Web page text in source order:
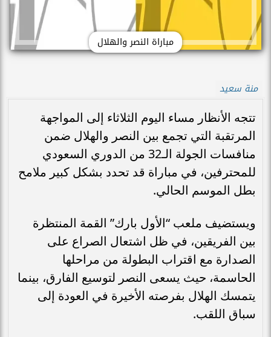
مباراة النصر والهلال
منة سعيد
تتجه الأنظار مساء اليوم الثلاثاء إلى المواجهة
المرتقبة التي تجمع بين النصر والهلال ضمن
منافسات الجولة الـ32 من الدوري السعودي
للمحترفين، في مباراة قد تحدد بشكل كبير ملامح
بطل الموسم الحالي.
ويستضيف ملعب “الأول بارك” القمة المنتظرة
بين الفريقين، في ظل اشتعال الصراع على
الصدارة مع اقتراب البطولة من مراحلها
الحاسمة، حيث يسعى النصر لتوسيع الفارق، بينما
يتمسك الهلال بفرصته الأخيرة في العودة إلى
سباق اللقب.